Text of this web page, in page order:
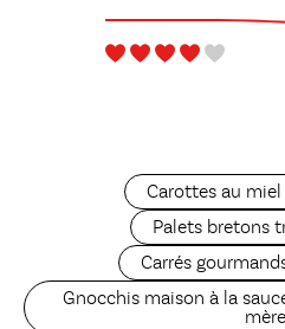
Carottes au
Palets bretons
Carrés
Gnocchis maison à la
mère